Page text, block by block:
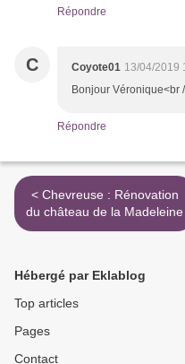
Répondre
C Coyote01 13/04/2019
Bonjour Véronique<br
Répondre
< Chevreuse : Rénovation
du château de la Madeleine
Hébergé par Eklablog
Top articles
Pages
Contact